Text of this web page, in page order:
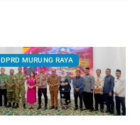
DPRD MURUNG RAYA